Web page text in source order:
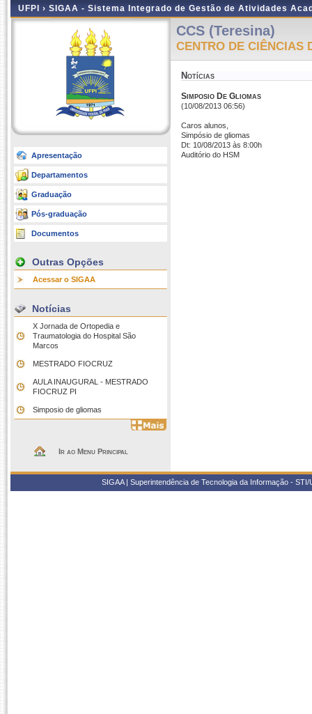
UFPI › SIGAA - Sistema Integrado de Gestão de Atividades
Apresentação
Departamentos
Graduação
Pós-graduação
Documentos
Outras Opções
Acessar o SIGAA
Notícias
X Jornada de Ortopedia e
Traumatologia do Hospital São
Marcos
MESTRADO FIOCRUZ
AULA INAUGURAL - MESTRADO
FIOCRUZ PI
Simposio de gliomas
Ir ao Menu Principal
CCS (Teresina)
CENTRO DE CIÊNCIAS
Notícias
Simposio De Gliomas
(10/08/2013 06:56)
Caros alunos,
Simpósio de gliomas
Dt: 10/08/2013 às 8:00h
Auditório do HSM
SIGAA | Superintendência de Tecnologia da Informação -